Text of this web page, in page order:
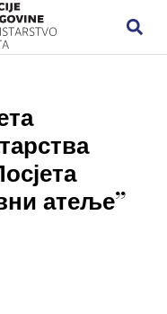
атеље”